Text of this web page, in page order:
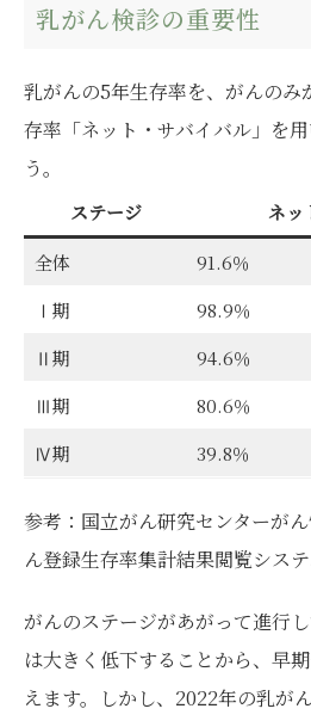
乳がん検診の重要性
乳がんの5年生存率を、がんのみ
存率「ネット・サバイバル」を
う。
ステージ
ネッ
全体
91.6％
Ⅰ期
98.9％
Ⅱ期
94.6％
Ⅲ期
80.6％
Ⅳ期
39.8％
参考：国立がん研究センターが
ん登録生存率集計結果閲覧シス
がんのステージがあがって進行
は大きく低下することから、早
えます。しかし、2022年の乳が